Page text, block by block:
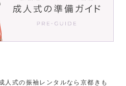
人式の振袖レンタルなら京都きも